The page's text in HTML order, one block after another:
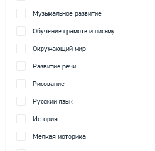
Музыкальное развитие
Обучение грамоте и письму
Окружающий мир
Развитие речи
Рисование
Русский язык
История
Мелкая моторика